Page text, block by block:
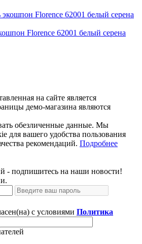
Florence 62001 белый серена
на сайте является
демо-магазина являются
обезличенные данные. Мы
для вашего удобства пользования
рекомендаций. Подробнее
- подпишитесь на наши новости!
с условиями Политика